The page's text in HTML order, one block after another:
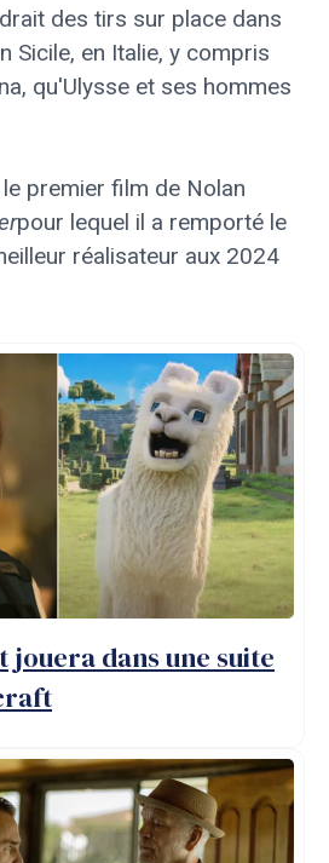
des tirs sur place dans
Sicile, en Italie, y compris
qu'Ulysse et ses hommes
premier film de Nolan
pour lequel il a remporté le
réalisateur aux 2024
jouera dans une suite